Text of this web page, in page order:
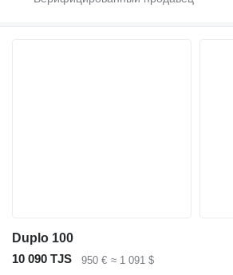
Duplo 100
10 090 TJS
950 € ≈ 1 091 $